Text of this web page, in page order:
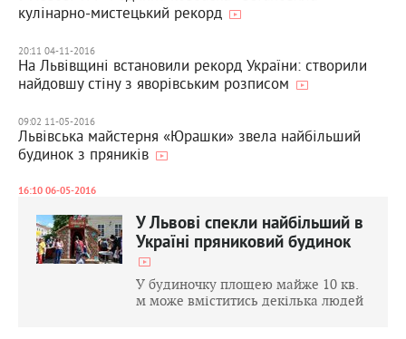
кулінарно-мистецький рекорд
20:11 04-11-2016
На Львівщині встановили рекорд України: створили
найдовшу стіну з яворівським розписом
09:02 11-05-2016
Львівська майстерня «Юрашки» звела найбільший
будинок з пряників
16:10 06-05-2016
У Львові спекли найбільший в
Україні пряниковий будинок
У будиночку площею майже 10 кв.
м може вміститись декілька людей